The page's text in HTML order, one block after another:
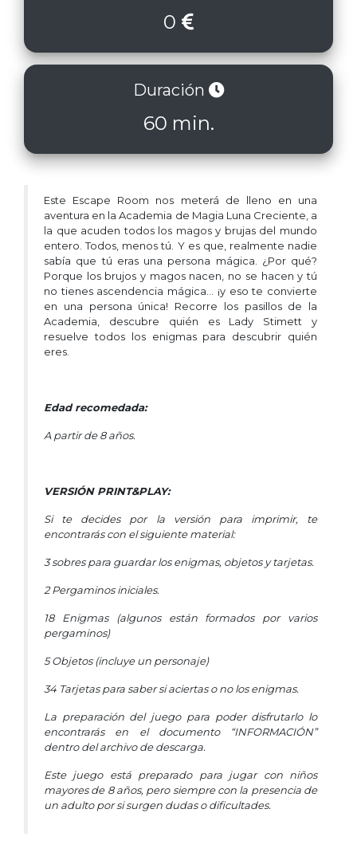
0
Duración
60 min.
Este Escape Room nos meterá de lleno en una
aventura en la Academia de Magia Luna Creciente, a
la que acuden todos los magos y brujas del mundo
entero. Todos, menos tú. Y es que, realmente nadie
sabía que tú eras una persona mágica. ¿Por qué?
Porque los brujos y magos nacen, no se hacen y tú
no tienes ascendencia mágica… ¡y eso te convierte
en una persona única! Recorre los pasillos de la
Academia, descubre quién es Lady Stimett y
resuelve todos los enigmas para descubrir quién
eres.
Edad recomedada:
A partir de 8 años.
VERSIÓN PRINT&PLAY:
Si te decides por la versión para imprimir, te
encontrarás con el siguiente material:
3 sobres para guardar los enigmas, objetos y tarjetas.
2 Pergaminos iniciales.
18 Enigmas (algunos están formados por varios
pergaminos)
5 Objetos (incluye un personaje)
34 Tarjetas para saber si aciertas o no los enigmas.
La preparación del juego para poder disfrutarlo lo
encontrarás en el documento “INFORMACIÓN”
dentro del archivo de descarga.
Este juego está preparado para jugar con niños
mayores de 8 años, pero siempre con la presencia de
un adulto por si surgen dudas o dificultades.